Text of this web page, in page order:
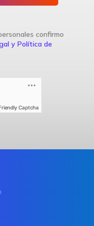
confirmo
y Política de
Captcha